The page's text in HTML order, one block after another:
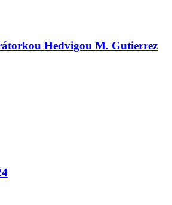
Hedvigou M. Gutierrez